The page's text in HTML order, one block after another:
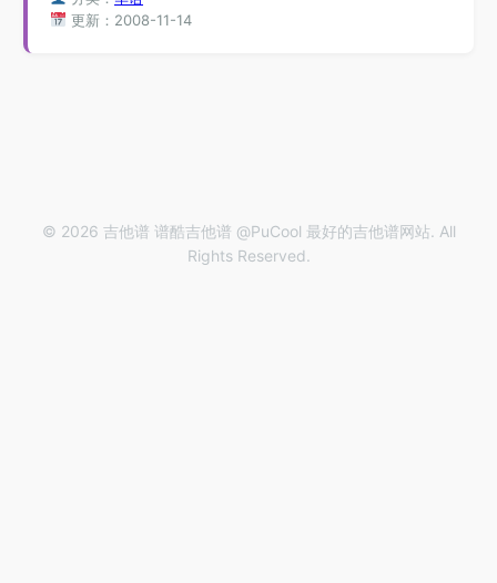
更新：2008-11-14
© 2026 吉他谱 谱酷吉他谱 @PuCool 最好的吉他谱网站. All
Rights Reserved.